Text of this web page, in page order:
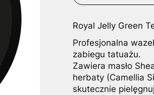
Royal Jelly Green
Profesjonalna
zabiegu tatuażu.
Zawiera masło
herbaty (Camellia
skutecznie